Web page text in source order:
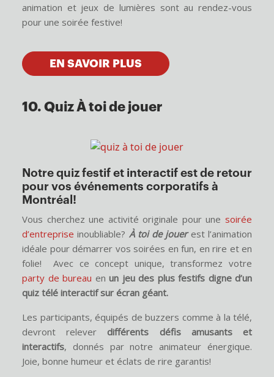
animation et jeux de lumières sont au rendez-vous
pour une soirée festive!
EN SAVOIR PLUS
10. Quiz À toi de jouer
Notre quiz festif et interactif est de retour
pour vos événements corporatifs à
Montréal!
Vous cherchez une activité originale pour une soirée
d’entreprise inoubliable? À toi de jouer est l’animation
idéale pour démarrer vos soirées en fun, en rire et en
folie!
Avec ce concept unique, transformez votre
party de bureau en un jeu des plus festifs digne d’un
quiz télé interactif sur écran géant.
Les participants, équipés de buzzers comme à la télé,
devront releverdifférents défis amusants et
interactifs, donnés par notre animateur énergique.
Joie, bonne humeur et éclats de rire garantis!